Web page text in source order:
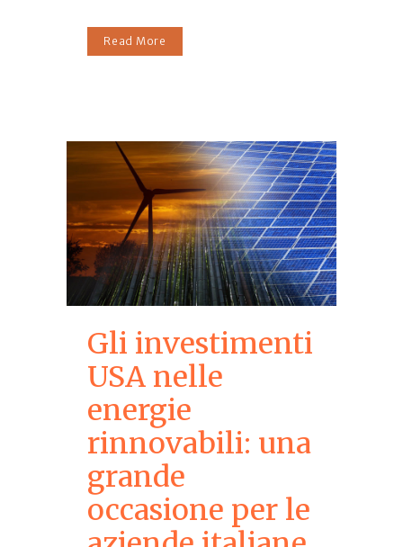
Read More
Gli investimenti
USA nelle
energie
rinnovabili: una
grande
occasione per le